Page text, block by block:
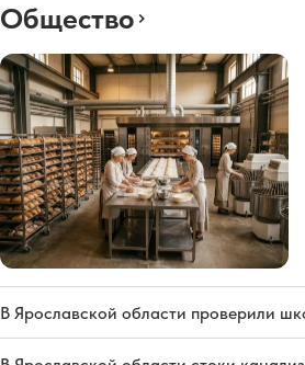
Общество
В Ярославской области проверили